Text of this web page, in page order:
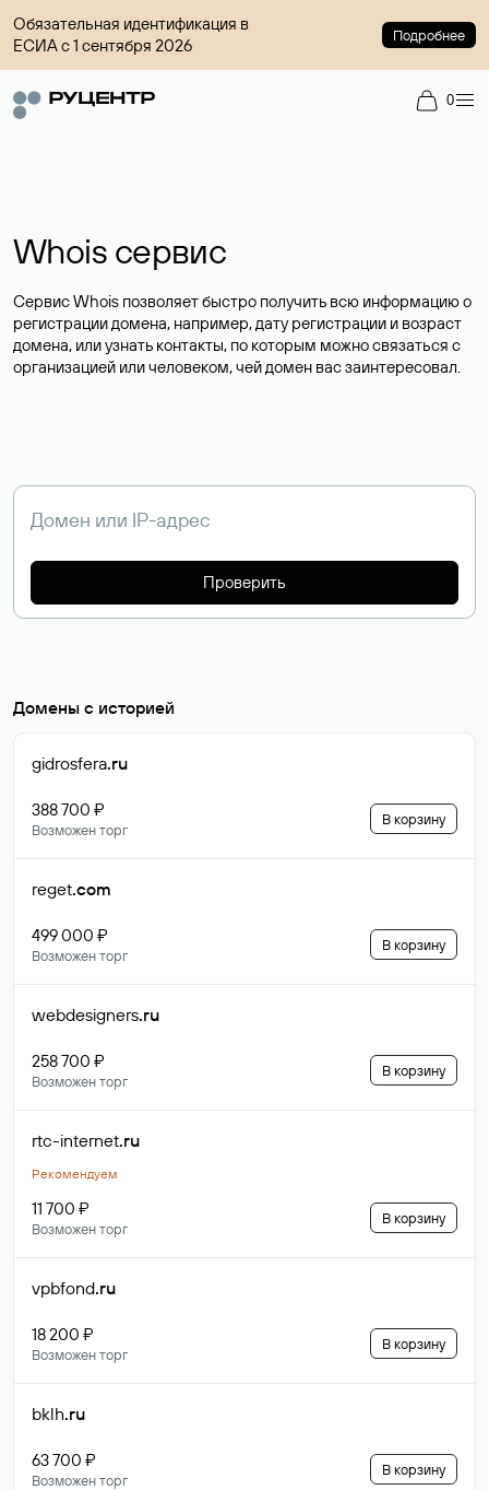
Обязательная идентификация в
ЕСИА с 1 сентября 2026
Подробнее
0
Whois сервис
Сервис Whois позволяет быстро получить всю информацию о
регистрации домена, например, дату регистрации и возраст
домена, или узнать контакты, по которым можно связаться с
организацией или человеком, чей домен вас заинтересовал.
Проверить
Домены с историей
gidrosfera.ru
388 700 ₽
Возможен торг
В корзину
reget.com
499 000 ₽
Возможен торг
В корзину
webdesigners.ru
258 700 ₽
Возможен торг
В корзину
rtc-internet.ru
Рекомендуем
11 700 ₽
Возможен торг
В корзину
vpbfond.ru
18 200 ₽
Возможен торг
В корзину
bklh.ru
63 700 ₽
Возможен торг
В корзину